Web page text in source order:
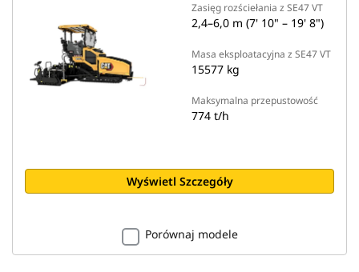
Zasięg rozściełania z SE47 VT
2,4–6,0 m (7' 10" – 19' 8")
Masa eksploatacyjna z SE47 VT
15577 kg
Maksymalna przepustowość
774 t/h
Wyświetl Szczegóły
Porównaj modele